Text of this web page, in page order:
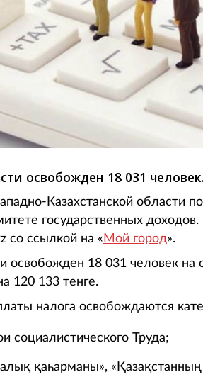
освобожден 18 031 человек.
Казахстанской области
государственных
со ссылкой на « Мой город».
освобожден 18 031 человек
120 133 тенге.
налога освобождаются
социалистического Труда;
қаһарманы»,